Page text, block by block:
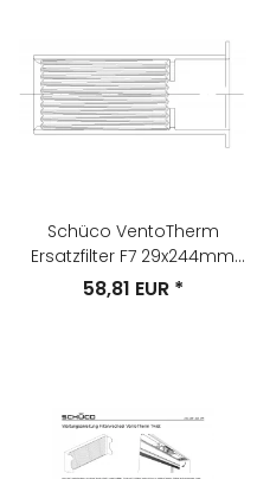
Schüco VentoTherm
Ersatzfilter F7 29x244mm
VE=1 Teile-Nr. 286389
58,81 EUR *